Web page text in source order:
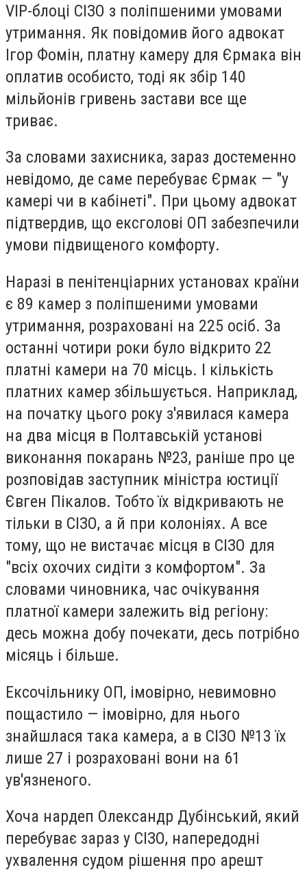
VIP-блоці СІЗО з поліпшеними умовами
утримання. Як повідомив його адвокат
Ігор Фомін, платну камеру для Єрмака він
оплатив особисто, тоді як збір 140
мільйонів гривень застави все ще
триває.
За словами захисника, зараз достеменно
невідомо, де саме перебуває Єрмак — "у
камері чи в кабінеті". При цьому адвокат
підтвердив, що ексголові ОП забезпечили
умови підвищеного комфорту.
Наразі в пенітенціарних установах країни
є 89 камер з поліпшеними умовами
утримання, розраховані на 225 осіб. За
останні чотири роки було відкрито 22
платні камери на 70 місць. І кількість
платних камер збільшується. Наприклад,
на початку цього року з'явилася камера
на два місця в Полтавській установі
виконання покарань №23, раніше про це
розповідав заступник міністра юстиції
Євген Пікалов. Тобто їх відкривають не
тільки в СІЗО, а й при колоніях. А все
тому, що не вистачає місця в СІЗО для
"всіх охочих сидіти з комфортом". За
словами чиновника, час очікування
платної камери залежить від регіону:
десь можна добу почекати, десь потрібно
місяць і більше.
Ексочільнику ОП, імовірно, невимовно
пощастило — імовірно, для нього
знайшлася така камера, а в СІЗО №13 їх
лише 27 і розраховані вони на 61
ув'язненого.
Хоча нардеп Олександр Дубінський, який
перебуває зараз у СІЗО, напередодні
ухвалення судом рішення про арешт